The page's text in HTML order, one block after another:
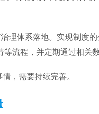
理体系落地。实现制度
流程，并定期通过相关
，需要持续完善。